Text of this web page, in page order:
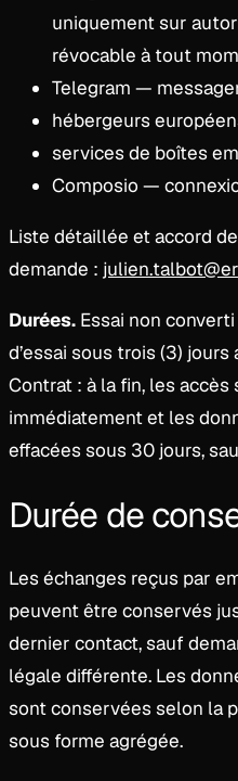
uniquement sur
révocable à tout
Telegram —
hébergeurs
services de boîtes
Composio —
Liste détaillée et accord
demande :
Durées. Essai non
d’essai sous trois (3) jours
Contrat : à la fin, les
immédiatement et les
effacées sous 30 jours,
Durée de
Les échanges reçus par
peuvent être conservés
dernier contact, sauf
légale différente. Les
sont conservées selon la
sous forme agrégée.